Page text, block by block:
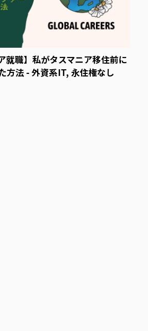
就職】私がタスマニア移住前に
方法 - 外資系IT, 永住権なし